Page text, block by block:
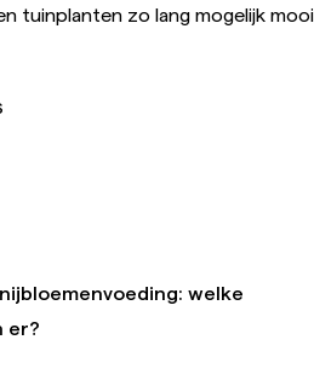
tuinplanten zo lang mogelijk mooi
welke
er?